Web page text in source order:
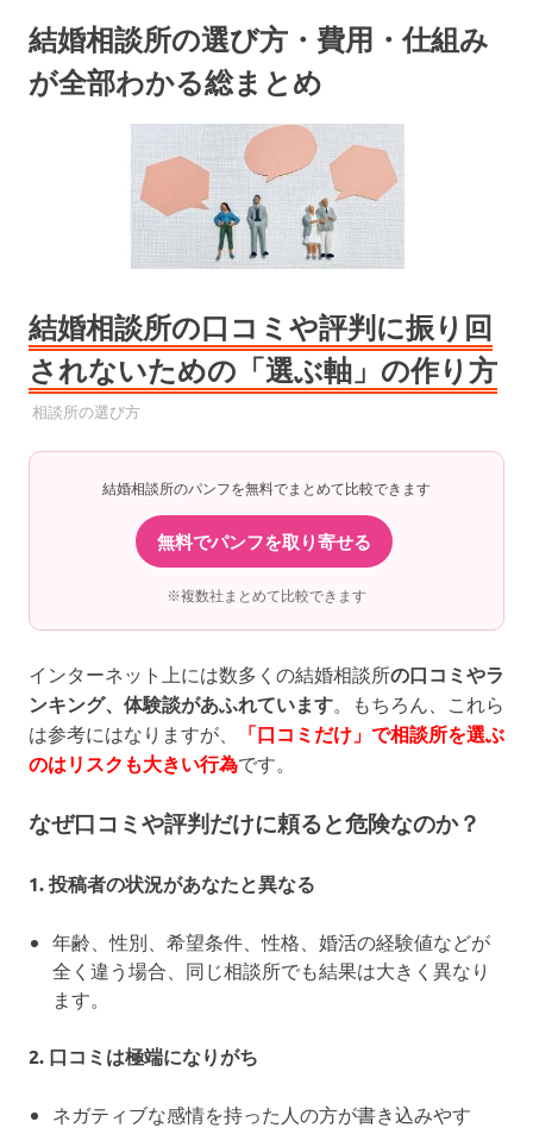
結婚相談所の選び方・費用・仕組み
が全部わかる総まとめ
結婚相談所の口コミや評判に振り回
されないための「選ぶ軸」の作り方
2025年6月21日
YYYPRO
相談所の選び方
結婚相談所のパンフを無料でまとめて比較できます
無料でパンフを取り寄せる
※複数社まとめて比較できます
インターネット上には数多くの結婚相談所の口コミやラ
ンキング、体験談があふれています。もちろん、これら
は参考にはなりますが、
「口コミだけ」で相談所を選ぶ
のはリスクも大きい行為です。
なぜ口コミや評判だけに頼ると危険なのか？
1. 投稿者の状況があなたと異なる
年齢、性別、希望条件、性格、婚活の経験値などが
全く違う場合、同じ相談所でも結果は大きく異なり
ます。
2. 口コミは極端になりがち
ネガティブな感情を持った人の方が書き込みやす